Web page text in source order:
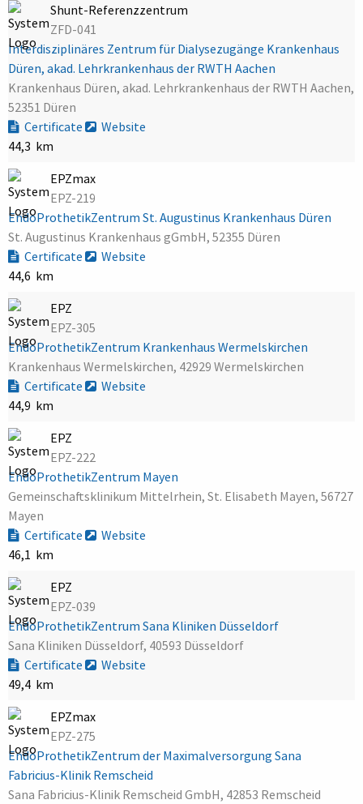
Shunt-Referenzzentrum
ZFD-041
Interdisziplinäres Zentrum für Dialysezugänge Krankenhaus
Düren, akad. Lehrkrankenhaus der RWTH Aachen
Krankenhaus Düren, akad. Lehrkrankenhaus der RWTH Aachen,
52351 Düren
Certificate
Website
44,3 km
EPZmax
EPZ-219
EndoProthetikZentrum St. Augustinus Krankenhaus Düren
St. Augustinus Krankenhaus gGmbH, 52355 Düren
Certificate
Website
44,6 km
EPZ
EPZ-305
EndoProthetikZentrum Krankenhaus Wermelskirchen
Krankenhaus Wermelskirchen, 42929 Wermelskirchen
Certificate
Website
44,9 km
EPZ
EPZ-222
EndoProthetikZentrum Mayen
Gemeinschaftsklinikum Mittelrhein, St. Elisabeth Mayen, 56727
Mayen
Certificate
Website
46,1 km
EPZ
EPZ-039
EndoProthetikZentrum Sana Kliniken Düsseldorf
Sana Kliniken Düsseldorf, 40593 Düsseldorf
Certificate
Website
49,4 km
EPZmax
EPZ-275
EndoProthetikZentrum der Maximalversorgung Sana
Fabricius-Klinik Remscheid
Sana Fabricius-Klinik Remscheid GmbH, 42853 Remscheid